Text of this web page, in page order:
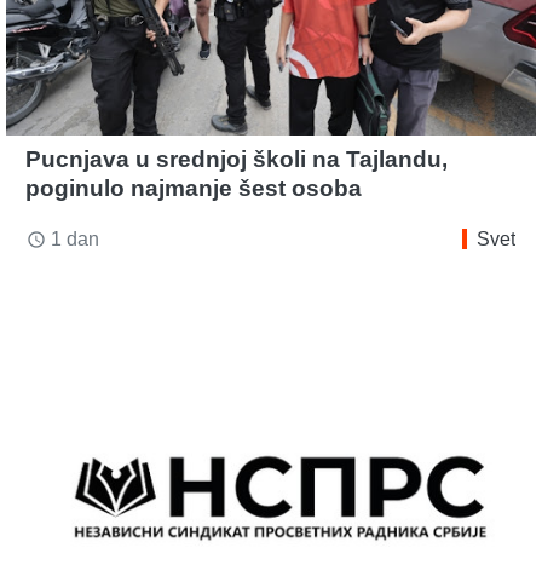
Pucnjava u srednjoj školi na Tajlandu,
poginulo najmanje šest osoba
access_time 1 dan Svet